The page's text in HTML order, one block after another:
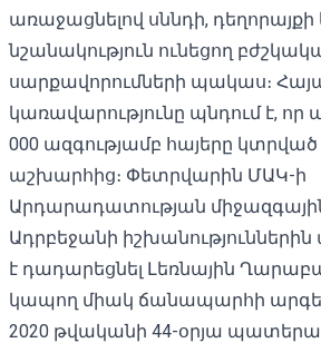
առաջացնելով սննդի,
նշանակություն ունեցող
սարքավորումների պակաս։
կառավարությունը պնդում է, որ
000 ազգությամբ հայերը
աշխարհից։ Փետրվարին ՄԱԿ-ի
Արդարադատության
Ադրբեջանի
է դադարեցնել Լեռնային
կապող միակ ճանապարհի
2020 թվականի 44-օրյա